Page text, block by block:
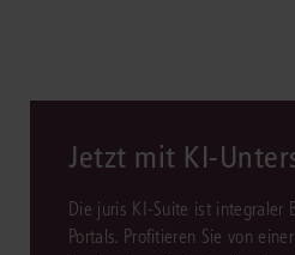
Jetzt mit KI-
Die juris KI-Suite ist integraler
Portals. Profitieren Sie von